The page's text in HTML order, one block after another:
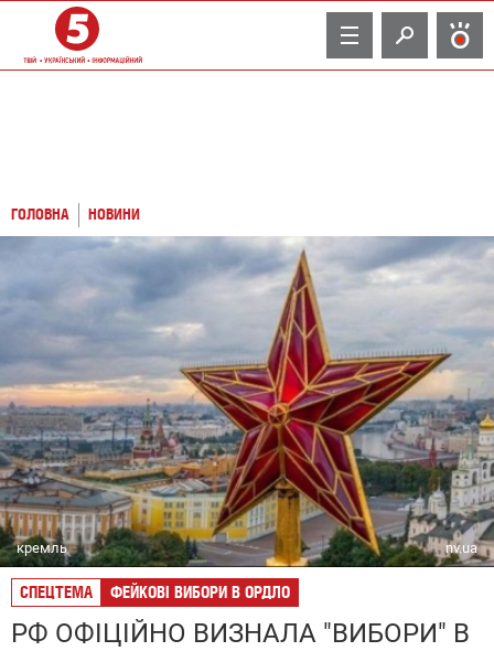
TV
ГОЛОВНА НОВИНИ
кремль nv.ua
СПЕЦТЕМА ФЕЙКОВІ ВИБОРИ В ОРДЛО
РФ ОФІЦІЙНО ВИЗНАЛА "ВИБОРИ" В